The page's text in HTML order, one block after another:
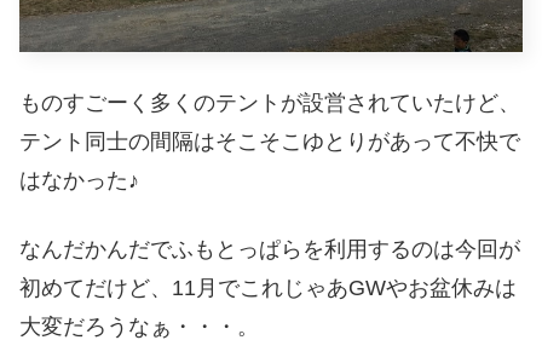
ものすごーく多くのテントが設営されていたけど、
テント同士の間隔はそこそこゆとりがあって不快で
はなかった♪
なんだかんだでふもとっぱらを利用するのは今回が
初めてだけど、11月でこれじゃあGWやお盆休みは
大変だろうなぁ・・・。